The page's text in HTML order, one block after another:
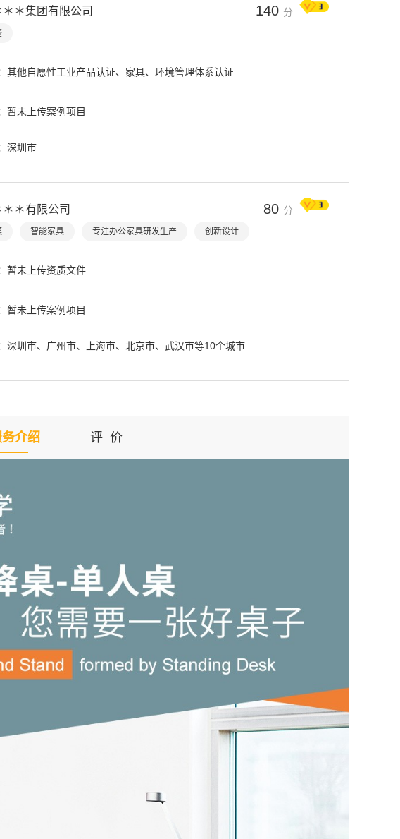
＊集团有限公司 140 分
其他自愿性工业产品认证、家具、环境管理体系认证
暂未上传案例项目
深圳市
＊＊有限公司 80 分
智能家具 专注办公家具研发生产 创新设计
暂未上传资质文件
暂未上传案例项目
深圳市、广州市、上海市、北京市、武汉市等10个城市
务介绍 评 价